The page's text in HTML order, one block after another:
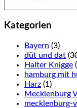
Kategorien
Bayern (3)
düt und dat
Halter Knigge
hamburg mit
Harz (1)
Mecklenburg
mecklenburg-